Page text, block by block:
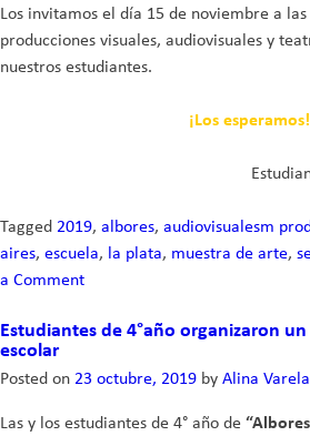
Los invitamos el día 15 de noviembre a
producciones visuales, audiovisuales y
nuestros estudiantes.
¡Los esperamos!
Tagged 2019, albores, audiovisualesm
aires, escuela, la plata, muestra de arte,
a Comment
anual
arte
Estudiantes de 4°año organizaron
escolar
Posted on 23 octubre, 2019 by Alina Varela
Las y los estudiantes de 4° año de